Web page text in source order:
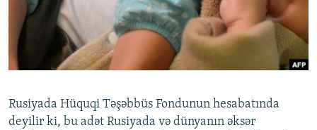
İNFOQRAFIKA
KARIKATURA
AZƏRBAYCAN ƏDƏBIYYATI KITABXANASI
İSLAM VƏ DEMOKRATIYA
İZ - MƏDƏNIYYƏT PROQRAMI
MISSIYAMIZ
PEŞƏ ETIKASI VƏ JURNALISTIKA STANDARTLARIMIZ
MATERIALLARIMIZDAN ISTIFADƏ
BIZIMLƏ ƏLAQƏ
BIZI IZLƏ
Rusiyada Hüquqi Təşəbbüs Fondunun hesabatında
deyilir ki, bu adət Rusiyada və dünyanın əksər